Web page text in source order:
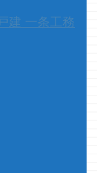
地域によっ